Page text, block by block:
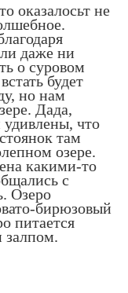
оказалосьт не
даже ни
о суровом
будет
но нам
Дада,
что
там
озере.
какими-то
с
Озеро
бирюзовый
питается
залпом.